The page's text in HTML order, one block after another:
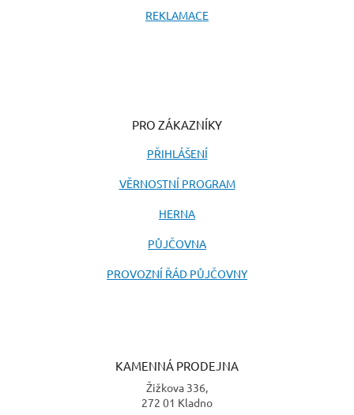
REKLAMACE
PRO ZÁKAZNÍKY
PŘIHLÁŠENÍ
VĚRNOSTNÍ PROGRAM
HERNA
PŮJČOVNA
PROVOZNÍ ŘÁD PŮJČOVNY
KAMENNÁ PRODEJNA
Žižkova 336,
272 01 Kladno